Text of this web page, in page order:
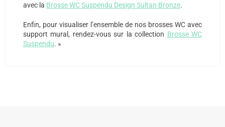
avec la Brosse WC Suspendu Design Sultan Bronze.
Enfin, pour visualiser l’ensemble de nos brosses WC avec
support mural, rendez-vous sur la collection Brosse WC
Suspendu. »